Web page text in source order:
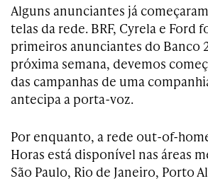
Alguns anunciantes já
telas da rede. BRF, Cyrela e Ford
primeiros anunciantes do Banco
próxima semana, devemos
das campanhas de uma
antecipa a porta-voz.
Por enquanto, a rede out-of-
Horas está disponível nas áreas
São Paulo, Rio de Janeiro, Porto